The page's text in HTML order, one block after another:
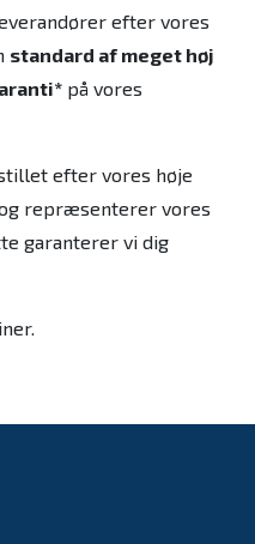
efter vores
standard af meget høj
på vores
efter vores høje
repræsenterer vores
garanterer vi dig